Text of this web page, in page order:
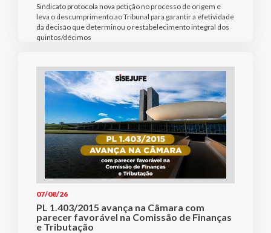
Sindicato protocola nova petição no processo de origem e
leva o descumprimento ao Tribunal para garantir a efetividade
da decisão que determinou o restabelecimento integral dos
quintos/décimos
07/08/26
PL 1.403/2015 avança na Câmara com
parecer favorável na Comissão de Finanças
e Tributação